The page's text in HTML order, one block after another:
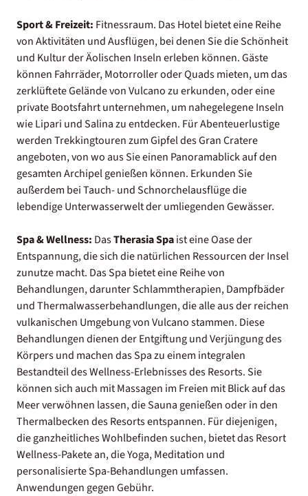
Sport & Freizeit: Fitnessraum. Das Hotel bietet eine Reihe
von Aktivitäten und Ausflügen, bei denen Sie die Schönheit
und Kultur der Äolischen Inseln erleben können. Gäste
können Fahrräder, Motorroller oder Quads mieten, um das
zerklüftete Gelände von Vulcano zu erkunden, oder eine
private Bootsfahrt unternehmen, um nahegelegene Inseln
wie Lipari und Salina zu entdecken. Für Abenteuerlustige
werden Trekkingtouren zum Gipfel des Gran Cratere
angeboten, von wo aus Sie einen Panoramablick auf den
gesamten Archipel genießen können. Erkunden Sie
außerdem bei Tauch- und Schnorchelausflüge die
lebendige Unterwasserwelt der umliegenden Gewässer.
Spa & Wellness: DasTherasia Spaist eine Oase der
Entspannung, die sich die natürlichen Ressourcen der Insel
zunutze macht. Das Spa bietet eine Reihe von
Behandlungen, darunter Schlammtherapien, Dampfbäder
und Thermalwasserbehandlungen, die alle aus der reichen
vulkanischen Umgebung von Vulcano stammen. Diese
Behandlungen dienen der Entgiftung und Verjüngung des
Körpers und machen das Spa zu einem integralen
Bestandteil des Wellness-Erlebnisses des Resorts. Sie
können sich auch mit Massagen im Freien mit Blick auf das
Meer verwöhnen lassen, die Sauna genießen oder in den
Thermalbecken des Resorts entspannen. Für diejenigen,
die ganzheitliches Wohlbefinden suchen, bietet das Resort
Wellness-Pakete an, die Yoga, Meditation und
personalisierte Spa-Behandlungen umfassen.
Anwendungen gegen Gebühr.